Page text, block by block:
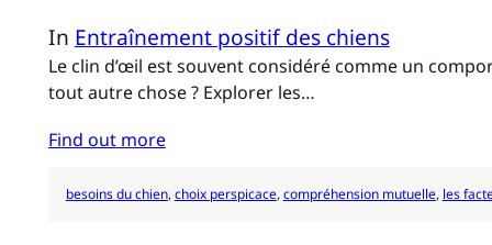
In Entraînement positif des chiens
Le clin d’œil est souvent considéré comme un
tout autre chose ? Explorer les…
Find out more
besoins du chien, choix perspicace, compréhension mutuelle, les